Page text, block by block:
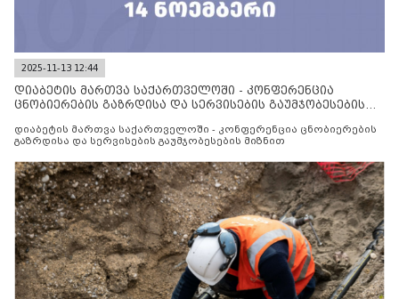
2025-11-13 12:44
დიაბეტის მართვა საქართველოში - კონფერენცია
ცნობიერების გაზრდისა და სერვისების გაუმჯობესების
დიაბეტის მართვა საქართველოში - კონფერენცია ცნობიერების
გაზრდისა და სერვისების გაუმჯობესების მიზნით